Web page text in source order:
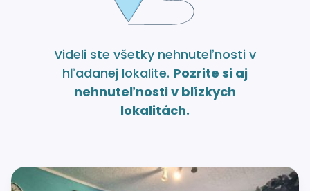
Videli ste všetky nehnuteľnosti v
hľadanej lokalite. Pozrite si aj
nehnuteľnosti v blízkych
lokalitách.